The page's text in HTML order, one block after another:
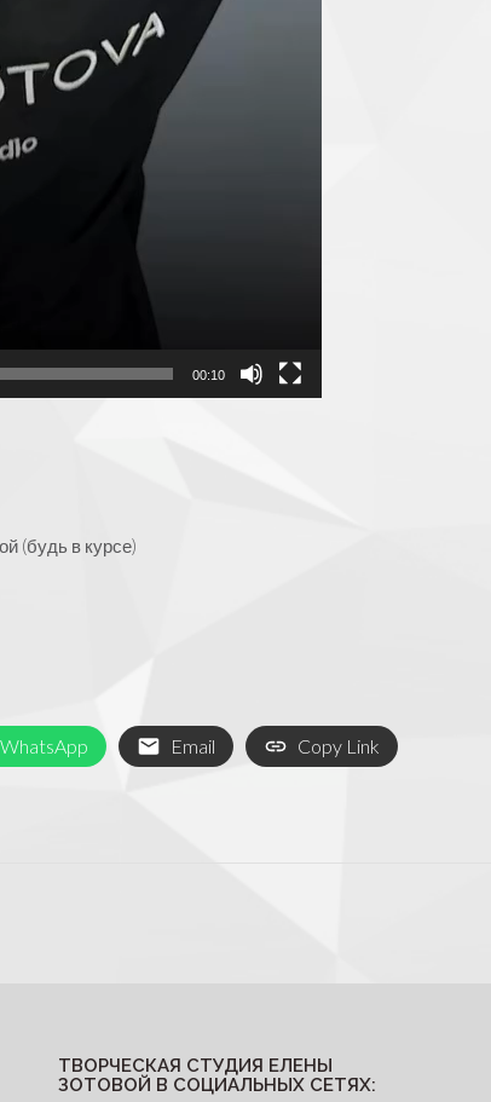
00:10
(будь в курсе)
WhatsApp Email Copy Link
ТВОРЧЕСКАЯ СТУДИЯ ЕЛЕНЫ
ЗОТОВОЙ В СОЦИАЛЬНЫХ СЕТЯХ: